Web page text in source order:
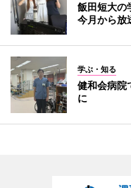
飯田短大の
今月から放
学ぶ・知る
健和会病
に